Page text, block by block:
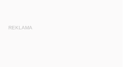
REKLAMA